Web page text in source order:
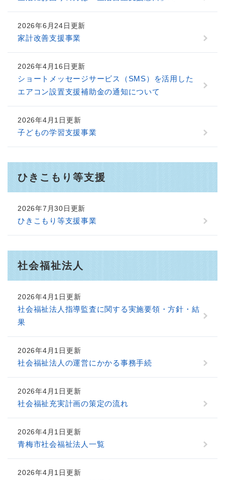
2026年6月24日更新
家計改善支援事業
2026年4月16日更新
ショートメッセージサービス（SMS）を活用した
エアコン設置支援補助金の通知について
2026年4月1日更新
子どもの学習支援事業
ひきこもり等支援
2026年7月30日更新
ひきこもり等支援事業
社会福祉法人
2026年4月1日更新
社会福祉法人指導監査に関する実施要領・方針・結
果
2026年4月1日更新
社会福祉法人の運営にかかる事務手続
2026年4月1日更新
社会福祉充実計画の策定の流れ
2026年4月1日更新
青梅市社会福祉法人一覧
2026年4月1日更新